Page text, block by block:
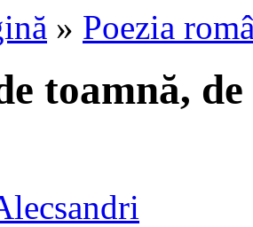
» Poezia
toamnă,